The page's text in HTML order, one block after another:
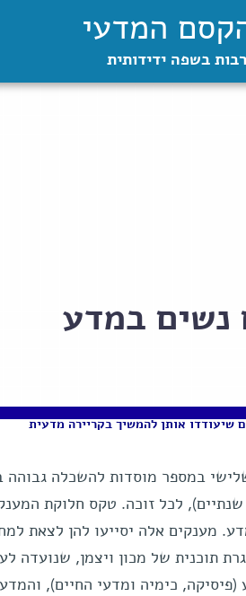
המדעי
בשפה ידידותית
נשים במדע
שלישי במספר מוסדות להשכלה גבוהה
דולר לשנה (למשך שנתיים), לכל זוכה. טקס חלוקת
למדע. מענקים אלה יסייעו להן לצאת
תוכנית של מכון ויצמן, שנועדה
כימיה ומדעי החיים),